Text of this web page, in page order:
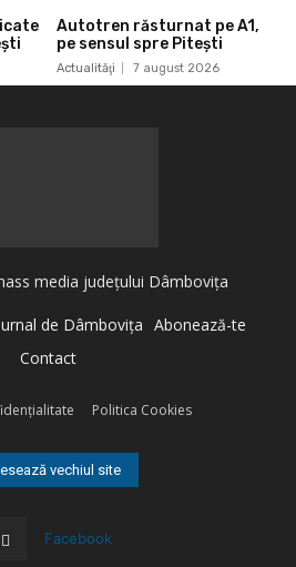
Autotren răsturnat pe A1,
pe sensul spre Pitești
Actualităţi 7 august 2026
media judeţului Dâmboviţa
de Dâmboviţa Abonează-te
Contact
Politica Cookies
vechiul site
Facebook